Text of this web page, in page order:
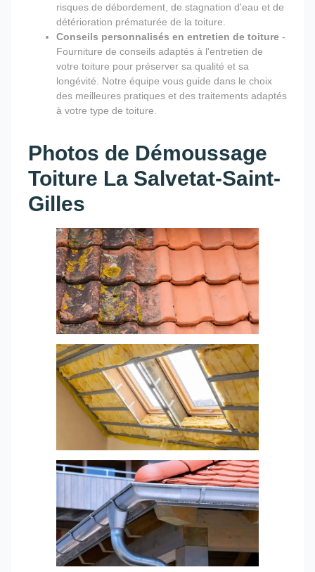
risques de débordement, de stagnation d'eau et de
détérioration prématurée de la toiture.
Conseils personnalisés en entretien de toiture -
Fourniture de conseils adaptés à l'entretien de
votre toiture pour préserver sa qualité et sa
longévité. Notre équipe vous guide dans le choix
des meilleures pratiques et des traitements adaptés
à votre type de toiture.
Photos de Démoussage
Toiture La Salvetat-Saint-
Gilles